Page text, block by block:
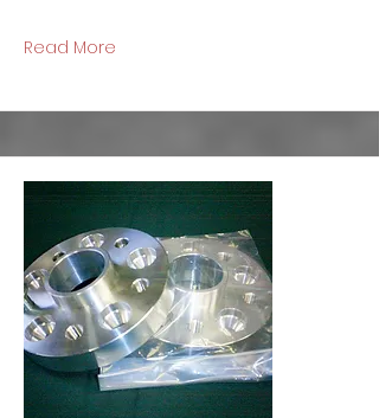
Read More